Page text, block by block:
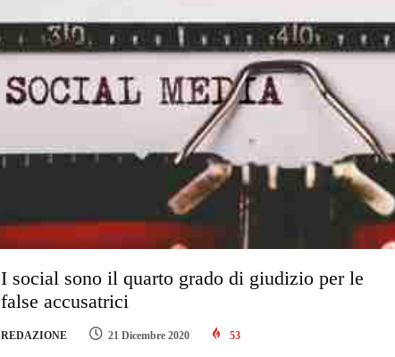
I social sono il quarto grado di giudizio per le
false accusatrici
REDAZIONE 21 Dicembre 2020 53